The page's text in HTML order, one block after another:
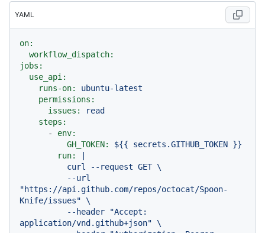
YAML
on:
workflow_dispatch:
jobs:
use_api:
runs-on:
ubuntu-latest
permissions:
issues:
read
steps:
-
env:
GH_TOKEN:
${{ secrets.GITHUB_TOKEN }}
run:
"https://api.github.com/repos/octocat/Spoon-
Knife/issues" \
application/vnd.github+json" \